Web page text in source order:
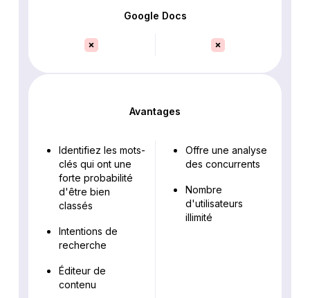
Google Docs
Avantages
Identifiez les mots-
clés qui ont une
forte probabilité
d'être bien
classés
Intentions de
recherche
Éditeur de
contenu
Offre une analyse
des concurrents
Nombre
d'utilisateurs
illimité